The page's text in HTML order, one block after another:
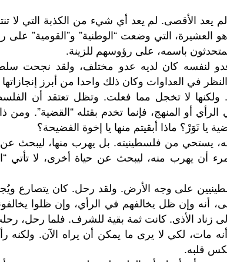
الأقصى. لم يعد أي شيء من الكذبة التي لا
العشيرة، التي وضعت “الوطنية” و”القومية” على
باسمه، على رؤوسهم للزينة.
لنفسه كان لديه عدو مختلف، ولقد نجحت
في العداوات وكان ذلك واحدا من أبرز إنجازاتها
لا تخجل مما فعلت. وتظل تعتقد أن
أو المنهج، فإنما تخدم بقتله “القضية”. ومن
نَوَرْ؟ ماذا أبقيتم منها يا إخوة الفضيحة؟
يستحي من فلسطينيته. بل يهرب منها، ليبحث
أن يهرب منه، ليبحث عن حياة أخرى، لا تأتي
على وجه الأرض. ولقد رحل. كان يتصارع
أنه وإن ظل يخالفهم في الرأي، وإن ظلوا
زناد الأذى. كانت ثمة بقية للشرف. فلما رحل،
مات، لكي لا يرى ما يمكن أن يراه الآن. ولكنه
قلبه.